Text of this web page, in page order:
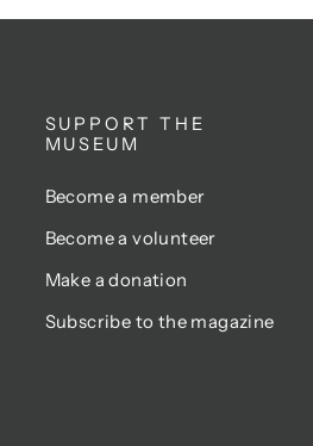
SUPPORT THE
MUSEUM
Become a member
Become a volunteer
Make a donation
Subscribe to the magazine